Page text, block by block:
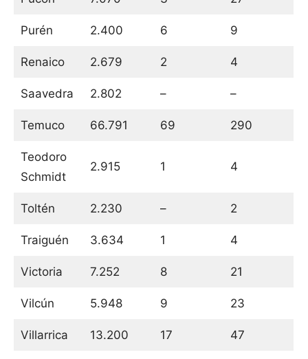
Purén 2.400 6 9
Renaico 2.679 2 4
Saavedra 2.802 – –
Temuco 66.791 69 290
Teodoro
Schmidt
2.915 1 4
Toltén 2.230 – 2
Traiguén 3.634 1 4
Victoria 7.252 8 21
Vilcún 5.948 9 23
Villarrica 13.200 17 47